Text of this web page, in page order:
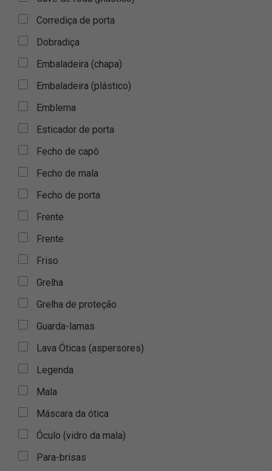
Corrediça de porta
Dobradiça
Embaladeira (chapa)
Embaladeira (plástico)
Emblema
Esticador de porta
Fecho de capô
Fecho de mala
Fecho de porta
Frente
Frente
Friso
Grelha
Grelha de proteção
Guarda-lamas
Lava Óticas (aspersores)
Legenda
Mala
Máscara da ótica
Óculo (vidro da mala)
Para-brisas